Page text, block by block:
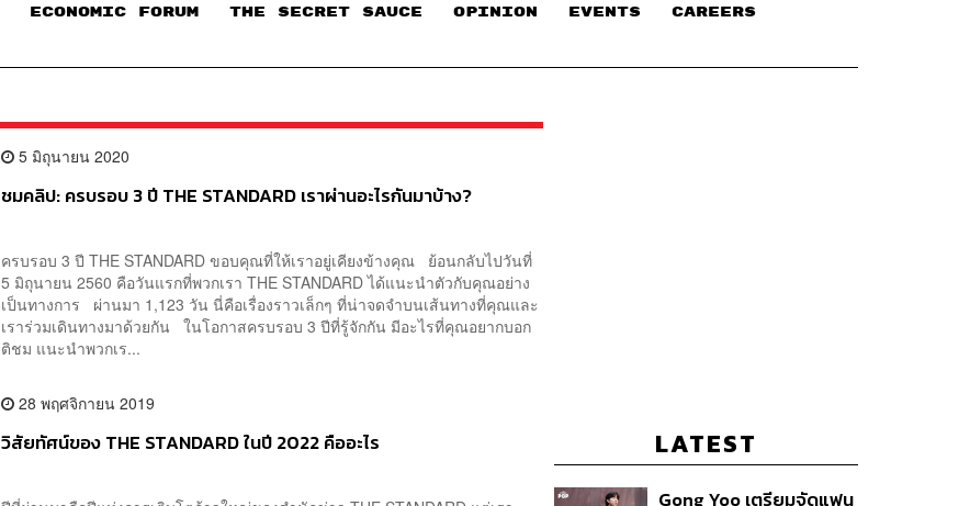
ECONOMIC FORUM THE SECRET SAUCE​ OPINION EVENTS CAREERS
5 มิถุนายน 2020
ชมคลิป: ครบรอบ 3 ปี THE STANDARD เราผ่านอะไรกันมาบ้าง?
ครบรอบ 3 ปี THE STANDARD ขอบคุณที่ให้เราอยู่เคียงข้างคุณ ย้อนกลับไปวันที่
5 มิถุนายน 2560 คือวันแรกที่พวกเรา THE STANDARD ได้แนะนำตัวกับคุณอย่าง
เป็นทางการ ผ่านมา 1,123 วัน นี่คือเรื่องราวเล็กๆ ที่น่าจดจำบนเส้นทางที่คุณและ
เราร่วมเดินทางมาด้วยกัน ในโอกาสครบรอบ 3 ปีที่รู้จักกัน มีอะไรที่คุณอยากบอก
ติชม แนะนำพวกเร...
28 พฤศจิกายน 2019
วิสัยทัศน์ของ THE STANDARD ในปี 2022 คืออะไร LATEST
Gong Yoo เตรียมจัดแฟน